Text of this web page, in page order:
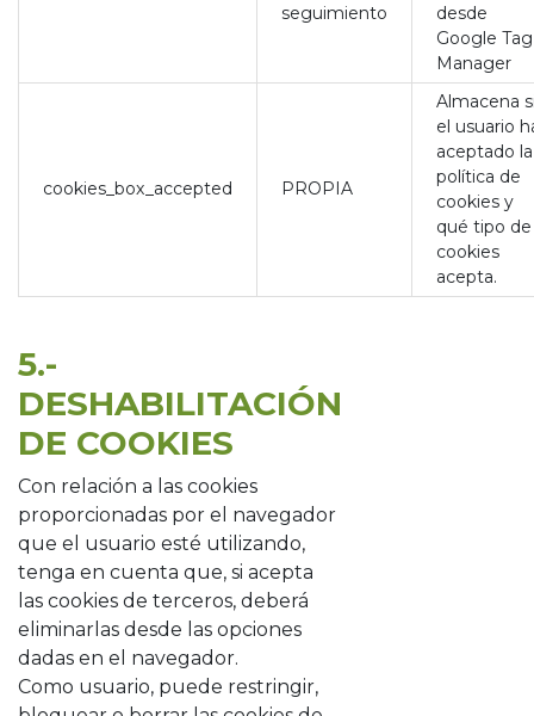
seguimiento
desde
Google Tag
Manager
cookies_box_accepted PROPIA
Almacena
el usuario
aceptado la
política de
cookies y
qué tipo de
cookies
acepta.
5.-
DESHABILITACIÓN
DE COOKIES
Con relación a las cookies
proporcionadas por el navegador
que el usuario esté utilizando,
tenga en cuenta que, si acepta
las cookies de terceros, deberá
eliminarlas desde las opciones
dadas en el navegador.
Como usuario, puede restringir,